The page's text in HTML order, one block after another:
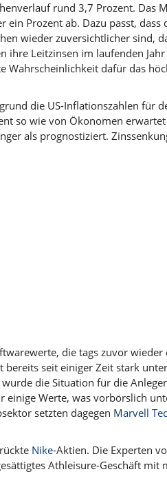
rund 3,7 Prozent. Das
ein Prozent ab. Dazu passt, dass
wieder zuversichtlicher sind,
ihre Leitzinsen im laufenden
Wahrscheinlichkeit dafür das
die US-Inflationszahlen für
so wie von Ökonomen
als prognostiziert.
die tags zuvor wieder
bereits seit einiger Zeit stark
die Situation für die
einige Werte, was vorbörslich
setzten dagegen Marvell
Nike-Aktien. Die Experten
Athleisure-Geschäft mit